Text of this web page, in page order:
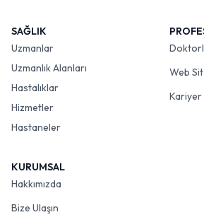
SAĞLIK
Uzmanlar
Uzmanlık Alanları
Hastalıklar
Hizmetler
Hastaneler
Web
Kariyer
KURUMSAL
Hakkımızda
Bize Ulaşın